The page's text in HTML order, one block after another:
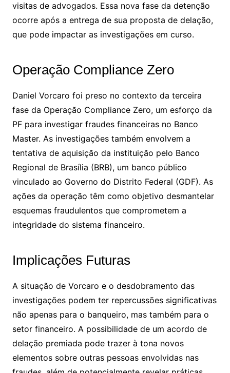
visitas de advogados. Essa nova fase da detenção
ocorre após a entrega de sua proposta de delação,
que pode impactar as investigações em curso.
Operação Compliance Zero
Daniel Vorcaro foi preso no contexto da terceira
fase da Operação Compliance Zero, um esforço da
PF para investigar fraudes financeiras no Banco
Master. As investigações também envolvem a
tentativa de aquisição da instituição pelo Banco
Regional de Brasília (BRB), um banco público
vinculado ao Governo do Distrito Federal (GDF). As
ações da operação têm como objetivo desmantelar
esquemas fraudulentos que comprometem a
integridade do sistema financeiro.
Implicações Futuras
A situação de Vorcaro e o desdobramento das
investigações podem ter repercussões significativas
não apenas para o banqueiro, mas também para o
setor financeiro. A possibilidade de um acordo de
delação premiada pode trazer à tona novos
elementos sobre outras pessoas envolvidas nas